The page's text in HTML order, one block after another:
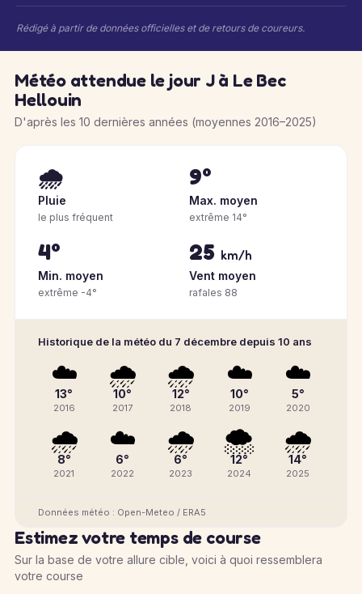
Rédigé à partir de données officielles et de retours de coureurs.
Météo attendue le jour J à Le Bec
Hellouin
D'après les 10 dernières années (moyennes 2016–2025)
🌧️
Pluie
le plus fréquent
9°
Max. moyen
extrême 14°
4°
Min. moyen
extrême -4°
25 km/h
Vent moyen
rafales 88
Historique de la météo du 7 décembre depuis 10 ans
☁️
13°
2016
🌧️
10°
2017
🌧️
12°
2018
☁️
10°
2019
☁️
5°
2020
🌧️
8°
2021
☁️
6°
2022
🌧️
6°
2023
🌨️
12°
2024
🌧️
14°
2025
Données météo : Open-Meteo / ERA5
Estimez votre temps de course
Sur la base de votre allure cible, voici à quoi ressemblera
votre course